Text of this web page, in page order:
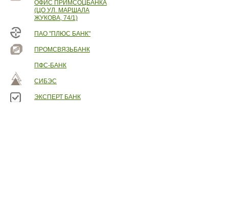
ОФИС ПРИМСОЦБАНКА
(ЦО УЛ. МАРШАЛА
ЖУКОВА, 74/1)
ПАО "ПЛЮС БАНК"
ПРОМСВЯЗЬБАНК
ПФС-БАНК
СИБЭС
ЭКСПЕРТ БАНК